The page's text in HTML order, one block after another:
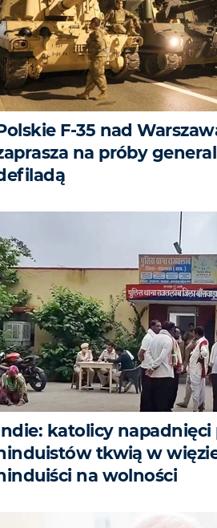
F-35 nad
na próby
katolicy napadnięci
tkwią w
na wolności